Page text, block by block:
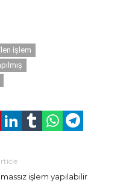
işlem
işlem yapılabilir